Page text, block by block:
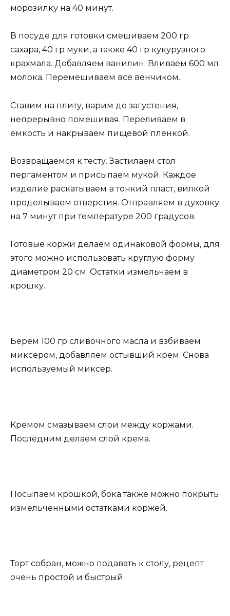
морозилку на 40 минут.
В посуде для готовки смешиваем 200 гр
сахара, 40 гр муки, а также 40 гр кукурузного
крахмала. Добавляем ванилин. Вливаем 600 мл
молока. Перемешиваем все венчиком.
Ставим на плиту, варим до загустения,
непрерывно помешивая. Переливаем в
емкость и накрываем пищевой пленкой.
Возвращаемся к тесту. Застилаем стол
пергаментом и присыпаем мукой. Каждое
изделие раскатываем в тонкий пласт, вилкой
проделываем отверстия. Отправляем в духовку
на 7 минут при температуре 200 градусов.
Готовые коржи делаем одинаковой формы, для
этого можно использовать круглую форму
диаметром 20 см. Остатки измельчаем в
крошку.
Берем 100 гр сливочного масла и взбиваем
миксером, добавляем остывший крем. Снова
используемый миксер.
Кремом смазываем слои между коржами.
Последним делаем слой крема.
Посыпаем крошкой, бока также можно покрыть
измельченными остатками коржей.
Торт собран, можно подавать к столу, рецепт
очень простой и быстрый.